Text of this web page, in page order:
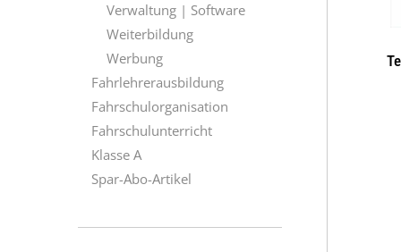
Verwaltung | Software
Weiterbildung
Werbung
Fahrlehrerausbildung
Fahrschulorganisation
Fahrschulunterricht
Klasse A
Spar-Abo-Artikel